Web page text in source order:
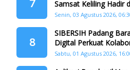
7
Samsat Keliling Hadir
Tangah
Senin, 03 Agustus 2026,
8
SIBERSIH Padang
Digital Perkuat
Pemerintah Atasi
Sabtu, 01 Agustus 2026,